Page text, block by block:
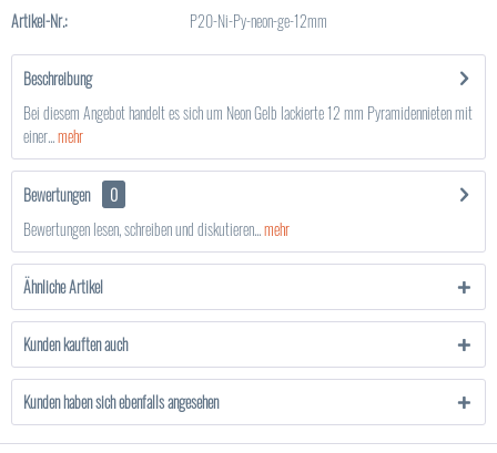
Artikel-Nr.: P20-Ni-Py-neon-ge-12mm
Beschreibung
Bei diesem Angebot handelt es sich um Neon Gelb lackierte 12 mm Pyramidennieten mit
einer...mehr
Bewertungen
0
Bewertungen lesen, schreiben und diskutieren...mehr
Ähnliche Artikel
Kunden kauften auch
Kunden haben sich ebenfalls angesehen